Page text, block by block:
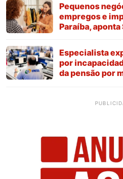
Pequenos
empregos e
Paraíba, aponta
Especialista
por
da pensão por